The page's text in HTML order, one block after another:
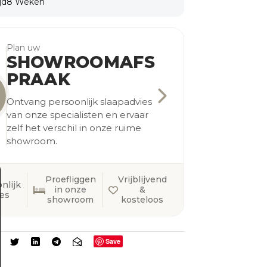
Plan uw
SHOWROOMAFS
PRAAK
Ontvang persoonlijk slaapadvies
van onze specialisten en ervaar
zelf het verschil in onze ruime
showroom.
Proefliggen
in onze
showroom
Vrijblijvend
&
kosteloos
Save